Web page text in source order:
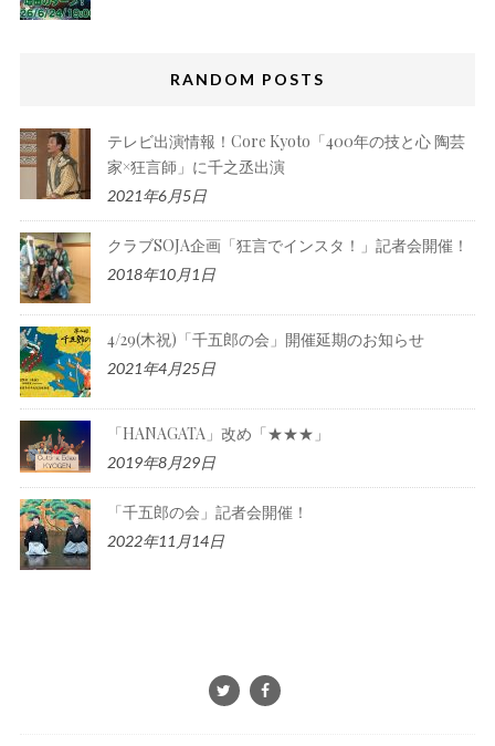
RANDOM POSTS
テレビ出演情報！Core Kyoto「400年の技と心 陶芸
家×狂言師」に千之丞出演
2021年6月5日
クラブSOJA企画「狂言でインスタ！」記者会開催！
2018年10月1日
4/29(木祝)「千五郎の会」開催延期のお知らせ
2021年4月25日
「HANAGATA」改め「★★★」
2019年8月29日
「千五郎の会」記者会開催！
2022年11月14日